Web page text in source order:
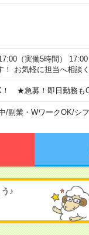
（実働5時間）
お気軽に担当へ相談
★急募！即日勤務も
/副業・WワークOK/シ
♪